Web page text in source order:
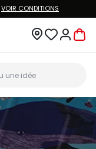
VOIR CONDITIONS